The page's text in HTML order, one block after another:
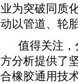
业为突破同质
动以管道、轮
值得关注，
方分析提供了
合橡胶通用技